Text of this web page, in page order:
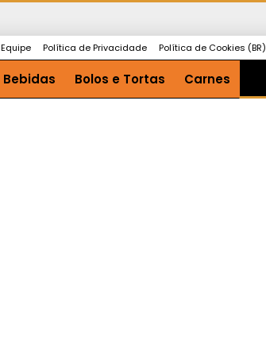
Equipe Política de Privacidade Política de Cookies (BR)
Bebidas Bolos e Tortas Carnes